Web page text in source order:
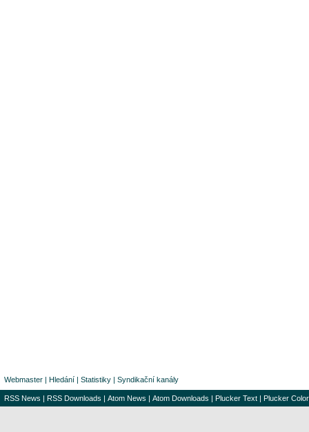
Webmaster | Hledání | Statistiky | Syndikační kanály
RSS News | RSS Downloads | Atom News | Atom Downloads | Plucker Text | Plucker Color